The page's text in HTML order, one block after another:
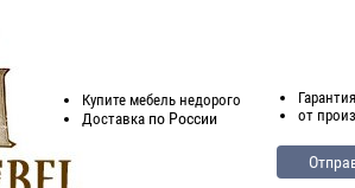
Купите мебель недорого
Доставка по России
Гарантия
от